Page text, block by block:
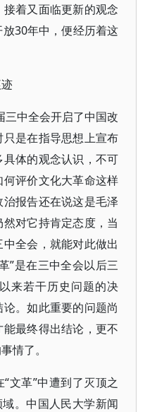
着又面临更新的观念
30年中，便经历着这
三中全会开启了中国改
是在指导思想上宣布
体的观念认识，不可
评价文化大革命这样
报告还在说这是毛泽
对它持肯定态度，当
全会，就能对此做出
”是在三中全会以后三
来若干历史问题的决
。如此重要的问题尚
最终得出结论，更不
情了。
文革”中遭到了灭顶之
。中国人民大学新闻